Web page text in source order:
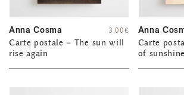
Anna Cosma
Carte postale – The sun will
rise again
3,00€ Anna
Carte
of sunshine